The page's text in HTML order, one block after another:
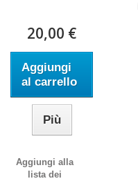
20,00 €
Aggiungi
al carrello
Più
Aggiungi alla
lista dei